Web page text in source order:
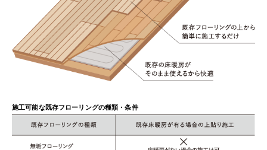
施工可能な既存フローリングの種類・条件